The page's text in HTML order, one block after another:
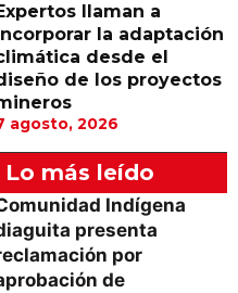
llaman a
la adaptación
desde el
de los proyectos
agosto, 2026
Lo más leído
Indígena
presenta
por
de